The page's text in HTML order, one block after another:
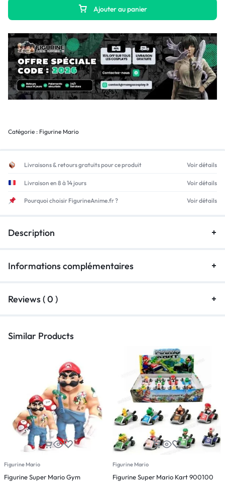
Ajouter au panier
Catégorie : Figurine Mario
Livraisons & retours gratuits pour ce produit Voir détails
Livraison en 8 à 14 jours Voir détails
Pourquoi choisir FigurineAnime.fr ? Voir détails
Description
Informations complémentaires
Reviews ( 0 )
Similar Products
Figurine Mario
Figurine Super Mario Gym
Figurine Mario
Figurine Super Mario Kart 900100